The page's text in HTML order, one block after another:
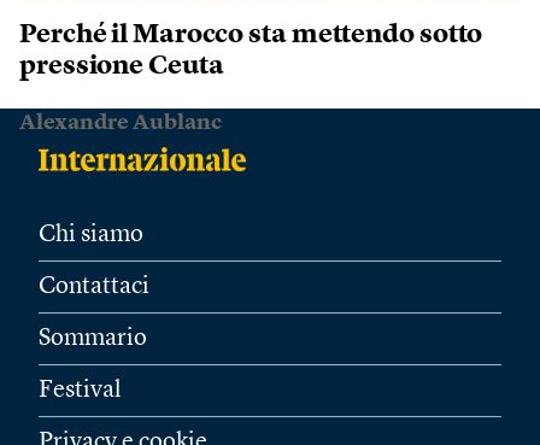
Perché il Marocco sta mettendo sotto
pressione Ceuta
Alexandre Aublanc
Chi siamo
Contattaci
Sommario
Festival